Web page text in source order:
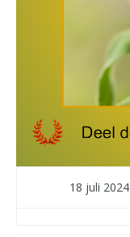
18 juli 2024